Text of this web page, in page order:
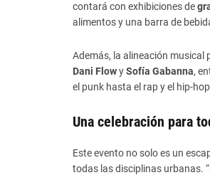
contará con exhibiciones de
alimentos y una barra de
Además, la alineación musical
Dani FlowySofía Gabanna,
el punk hasta el rap y el hip-
Una celebración para
Este evento no solo es un
todas las disciplinas urbanas.